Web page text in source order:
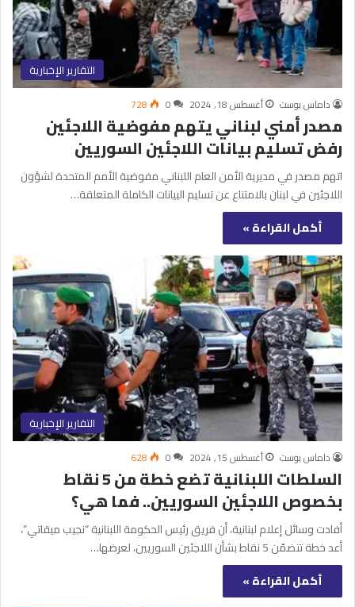
التقارير الإخبارية
داماس بوست أغسطس 18, 2024 0
728
مصدر أمني لبناني يتهم مفوضية اللاجئين
رفض تسليم بيانات اللاجئين السوريين
اتهم مصدر في مديرية الأمن العام اللبناني مفوضية الأمم المتحدة لشؤون
اللاجئين في لبنان بالامتناع عن تسليم البيانات الكاملة المتعلقة…
أكمل القراءة »
التقارير الإخبارية
داماس بوست أغسطس 15, 2024 0
628
السلطات اللبنانية تضع خطة من 5 نقاط
بخصوص اللاجئين السوريين.. فما هي؟
أفادت وسائل إعلام لبنانية، أن فريق رئيس الحكومة اللبنانية “نجيب ميقاتي”،
أعد خطة تتضمّن 5 نقاط بشأن اللاجئين السوريين، لعرضها…
أكمل القراءة »